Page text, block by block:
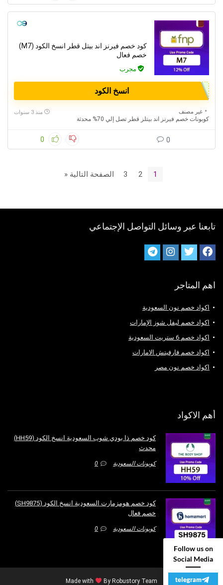
كود خصم فيرنز اند بيتل قطر انسخ الكود (M7)
خصم فعال
مجرب
انسخ الكود
غير مصنف
كوبونات خصم فيرنز اند بيتلز قطر تصل إلي 70% محدثة
منذ 3 سنوات
0 0
1
2
3 الصفحة التالية «
تابعنا عبر وسائل التواصل الإجتماعي
اهم المتاجر
اكواد خصم نون السعودية
اكواد خصم ليفل شوز الإمارات
اكواد خصم 6 ستريت السعودية
اكواد خصم فارفيتش الامارات
اكواد خصم نون مصر
أهم الاكواد
كود خصم ذا بودي شوب السعودية انسخ الكود (HH59)
محدث
كوبونات السعودية 0
كود خصم هومزمارت السعودية انسخ الكود (SH9875)
خصم فعال
كوبونات السعودية 0
Made with By Robustory Team
Follow us on
Social Media
telegram